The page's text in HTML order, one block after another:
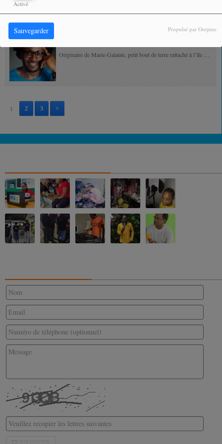
Activé
Sauvegarder Propulsé par Orejime
Influencée par la...
Originaire de Marie-Galante, petit bout de terre rattaché à l’île de
1 2 3 >